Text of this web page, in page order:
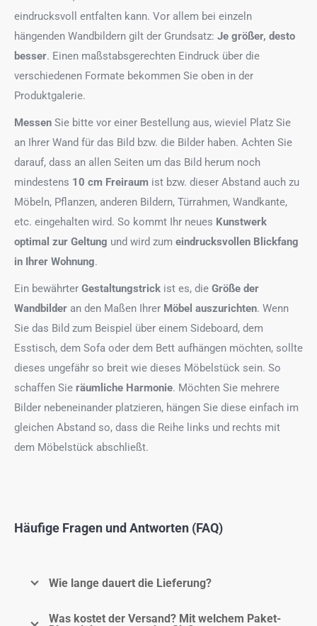
eindrucksvoll entfalten kann. Vor allem bei einzeln
hängenden Wandbildern gilt der Grundsatz: Je größer, desto
besser. Einen maßstabsgerechten Eindruck über die
verschiedenen Formate bekommen Sie oben in der
Produktgalerie.
Messen Sie bitte vor einer Bestellung aus, wieviel Platz Sie
an Ihrer Wand für das Bild bzw. die Bilder haben. Achten Sie
darauf, dass an allen Seiten um das Bild herum noch
mindestens 10 cm Freiraum ist bzw. dieser Abstand auch zu
Möbeln, Pflanzen, anderen Bildern, Türrahmen, Wandkante,
etc. eingehalten wird. So kommt Ihr neues Kunstwerk
optimal zur Geltung und wird zum eindrucksvollen Blickfang
in Ihrer Wohnung.
Ein bewährter Gestaltungstrick ist es, die Größe der
Wandbilder an den Maßen Ihrer Möbel auszurichten. Wenn
Sie das Bild zum Beispiel über einem Sideboard, dem
Esstisch, dem Sofa oder dem Bett aufhängen möchten, sollte
dieses ungefähr so breit wie dieses Möbelstück sein. So
schaffen Sie räumliche Harmonie. Möchten Sie mehrere
Bilder nebeneinander platzieren, hängen Sie diese einfach im
gleichen Abstand so, dass die Reihe links und rechts mit
dem Möbelstück abschließt.
Häufige Fragen und Antworten (FAQ)
Wie lange dauert die Lieferung?
Was kostet der Versand? Mit welchem Paket-